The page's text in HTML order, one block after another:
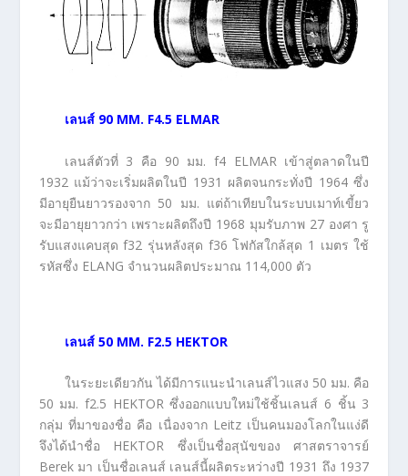
เลนส์ 90 MM. F4.5 ELMAR
เลนส์ตัวที่ 3 คือ 90 มม. f4 ELMAR เข้าสู่ตลาดในปี
1932 แม้ว่าจะเริ่มผลิตในปี 1931 ผลิตจนกระทั่งปี 1964 ซึ่ง
มีอายุยืนยาวรองจาก 50 มม. แต่ถ้าเทียบในระบบเมาท์เขี้ยว
จะมีอายุยาวกว่า เพราะผลิตถึงปี 1968 มุมรับภาพ 27 องศา รู
รับแสงแคบสุด f32 รุ่นหลังสุด f36 โฟกัสใกล้สุด 1 เมตร ใช้
รหัสซึ่ง ELANG จำนวนผลิตประมาณ 114,000 ตัว
เลนส์ 50 MM. F2.5 HEKTOR
ในระยะเดียวกัน ได้มีการแนะนำเลนส์ไวแสง 50 มม. คือ
50 มม. f2.5 HEKTOR ซึ่งออกแบบใหม่ใช้ชิ้นเลนส์ 6 ชิ้น 3
กลุ่ม ที่มาของชื่อ คือ เนื่องจาก Leitz เป็นคนมองโลกในแง่ดี
จึงได้นำชื่อ HEKTOR ซึ่งเป็นชื่อสุนัขของ ศาสตราจารย์
Berek มา เป็นชื่อเลนส์ เลนส์นี้ผลิตระหว่างปี 1931 ถึง 1937